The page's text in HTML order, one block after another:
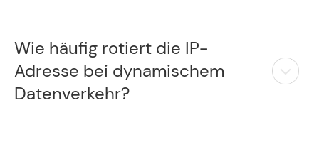
Wie häufig rotiert die IP-
Adresse bei dynamischem
Datenverkehr?